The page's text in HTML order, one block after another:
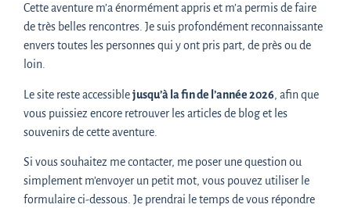
et la qualité des échanges
En cas de nombre insuffisant (moins de 3 participant·es), une
autre formule vous sera proposée.
→ Vous pouvez choisir de participer àune seule séance
de vous engagersur le cycle complet
S’inscrire sur toute la saison permet une continuité
Cette aventure m’a énormément appris et m’a permis de faire
de très belles rencontres. Je suis profondément reconnaissante
envers toutes les personnes qui y ont pris part, de près ou de
loin.
Le site reste accessiblejusqu’à la fin de l’année 2026, afin que
vous puissiez encore retrouver les articles de blog et les
souvenirs de cette aventure.
Si vous souhaitez me contacter, me poser une question ou
simplement m’envoyer un petit mot, vous pouvez utiliser le
formulaire ci-dessous. Je prendrai le temps de vous répondre